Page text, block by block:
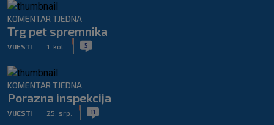
KOMENTAR TJEDNA
Trg pet spremnika
VIJESTI 1. kol. 5
KOMENTAR TJEDNA
Porazna inspekcija
VIJESTI 25. srp. 11